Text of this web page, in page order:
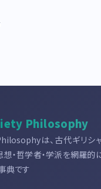
Philosophy
は、古代ギリシ
・哲学者・学派を網羅的
典です